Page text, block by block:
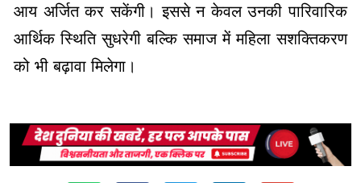
आय अर्जित कर सकेंगी। इससे न केवल उनकी पारिवारिक
आर्थिक स्थिति सुधरेगी बल्कि समाज में महिला सशक्तिकरण
को भी बढ़ावा मिलेगा।